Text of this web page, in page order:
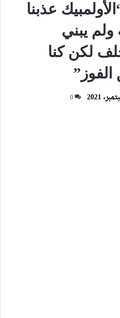
عذبنا
ولم يبني
لكن كنا
0